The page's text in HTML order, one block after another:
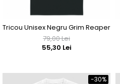
Tricou Unisex Negru Grim Reaper
79,00 Lei
55,30 Lei
-30%